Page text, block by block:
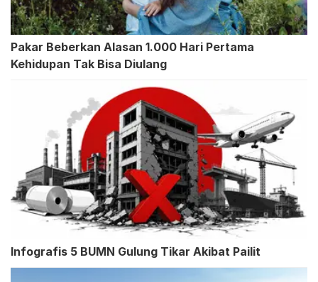
Pakar Beberkan Alasan 1.000 Hari Pertama
Kehidupan Tak Bisa Diulang
Infografis 5 BUMN Gulung Tikar Akibat Pailit